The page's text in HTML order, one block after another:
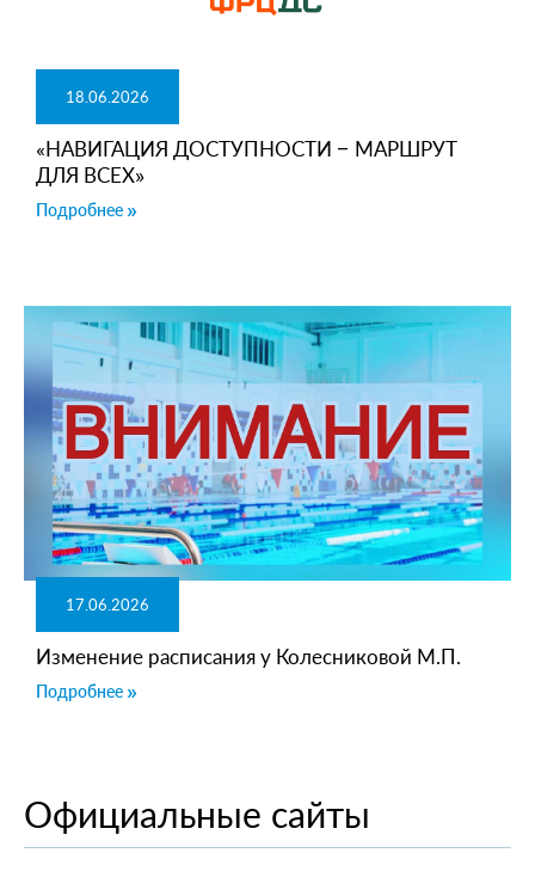
18.06.2026
«НАВИГАЦИЯ ДОСТУПНОСТИ – МАРШРУТ
ДЛЯ ВСЕХ»
Подробнее
17.06.2026
Изменение расписания у Колесниковой М.П.
Подробнее
Официальные сайты